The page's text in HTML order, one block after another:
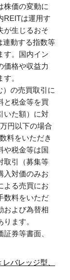
株価の変動に
REITは運用す
が生じるおそ
連動する指数等
す。国内イン
価格や収益力
。
の売買取引に
と税金等を買
いた額）に対
円以下の場合
料をいただき
や税金等は国
取引（募集等
入対価のみお
よる売買にお
数料をいただ
および為替相
ます。
券等書面、
バレッジ型、